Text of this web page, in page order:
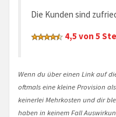
Die Kunden sind
4,5 von 5
Wenn du über einen Link auf
oftmals eine kleine Provision
keinerlei Mehrkosten und dir
haben in keinem Fall